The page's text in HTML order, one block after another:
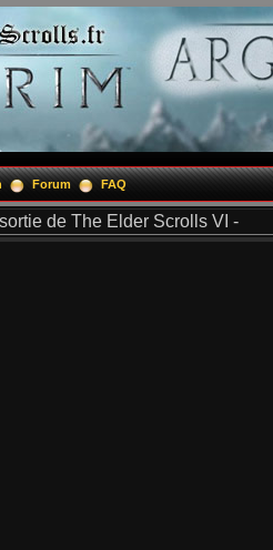
Forum FAQ
de The Elder Scrolls VI -